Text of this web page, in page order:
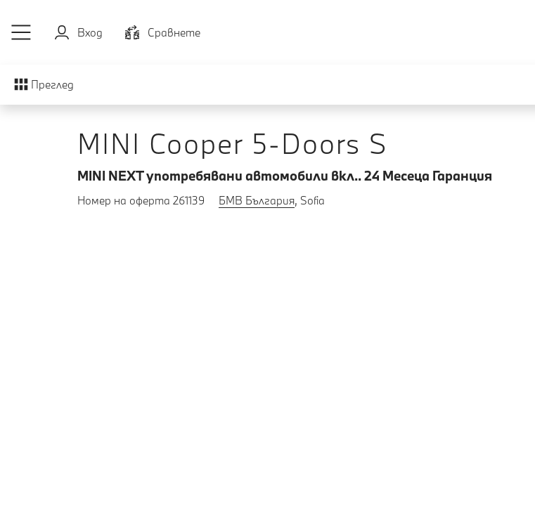
Вход
Cравнете
Преглед
MINI Cooper 5-Doors S
MINI NEXT употребявани автомобили вкл.. 24 Mесеца Гаранция
Номер на оферта 261139 БМВ България, Sofia